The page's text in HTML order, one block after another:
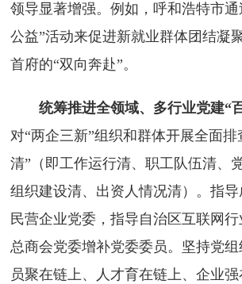
领导显著增强。例如，呼和浩特市通
公益”活动来促进新就业群体团结凝
首府的“双向奔赴”。
统筹推进全领域、多行业党建“
对“两企三新”组织和群体开展全面排
清”（即工作运行清、职工队伍清、
组织建设清、出资人情况清）。指
民营企业党委，指导自治区互联网
总商会党委增补党委委员。坚持党
员聚在链上、人才育在链上、企业